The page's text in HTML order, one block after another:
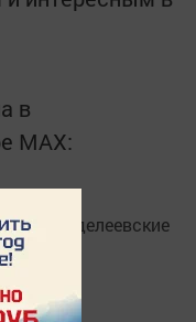
в
MАХ:
«Менделеевские